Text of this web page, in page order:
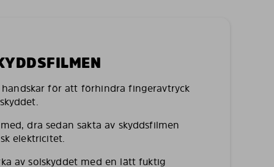
för att förhindra fingeravtryck
dra sedan sakta av skyddsfilmen
elektricitet.
av solskyddet med en lätt fuktig